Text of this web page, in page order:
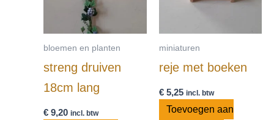
bloemen en planten
streng druiven
18cm lang
€ 9,20 incl. btw
miniaturen
reje met boeken
€5,25 incl. btw
Toevoegen aan